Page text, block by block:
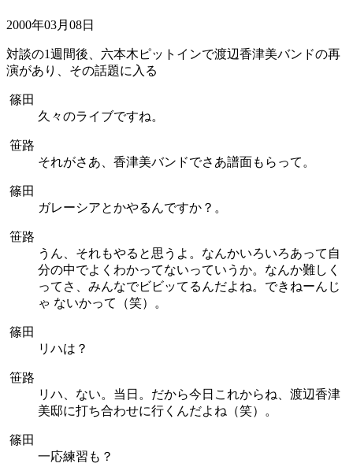
2000年03月08日
対談の1週間後、六本木ピットインで渡辺香津美バンドの再
演があり、その話題に入る
篠田
久々のライブですね。
笹路
それがさあ、香津美バンドでさあ譜面もらって。
篠田
ガレーシアとかやるんですか？。
笹路
うん、それもやると思うよ。なんかいろいろあって自
分の中でよくわかってないっていうか。なんか難しく
ってさ、みんなでビビッてるんだよね。できねーんじ
ゃ ないかって（笑）。
篠田
リハは？
笹路
リハ、ない。当日。だから今日これからね、渡辺香津
美邸に打ち合わせに行くんだよね（笑）。
篠田
一応練習も？